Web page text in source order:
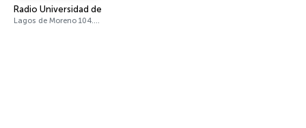
Radio Universidad de Guadalajara Lagos
Lagos de Moreno 104.7 FM